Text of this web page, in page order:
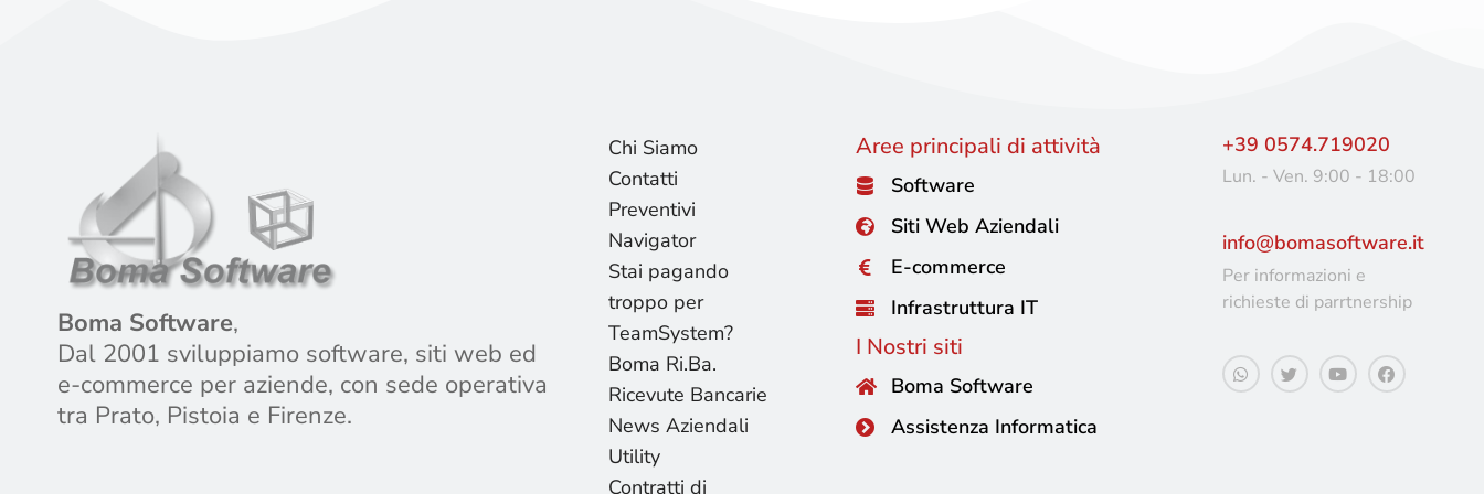
Boma Software,
Dal 2001 sviluppiamo software, siti web ed
e-commerce per aziende, con sede operativa
tra Prato, Pistoia e Firenze.
Chi Siamo
Contatti
Preventivi
Navigator
Stai pagando
troppo per
TeamSystem?
Boma Ri.Ba.
Ricevute Bancarie
News Aziendali
Utility
Contratti di
Aree principali di attività
Software
Siti Web Aziendali
E-commerce
Infrastruttura IT
I Nostri siti
Boma Software
Assistenza Informatica
+39 0574.719020
Lun. - Ven. 9:00 - 18:00
info@bomasoftware.it
Per informazioni e
richieste di parrtnership